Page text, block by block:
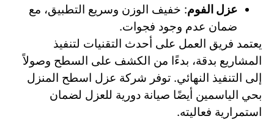
عزل الفوم: خفيف الوزن وسريع التطبيق، مع
ضمان عدم وجود فجوات.
يعتمد فريق العمل على أحدث التقنيات لتنفيذ
المشاريع بدقة، بدءًا من الكشف على السطح وصولاً
إلى التنفيذ النهائي. توفر شركة عزل اسطح المنزل
بحي الياسمين أيضًا صيانة دورية للعزل لضمان
استمرارية فعاليته.